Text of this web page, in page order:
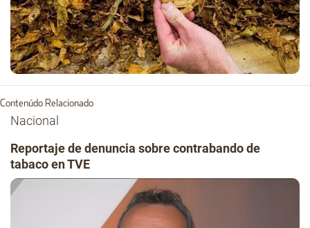
Contenúdo Relacionado
Nacional
Reportaje de denuncia sobre contrabando de
tabaco en TVE